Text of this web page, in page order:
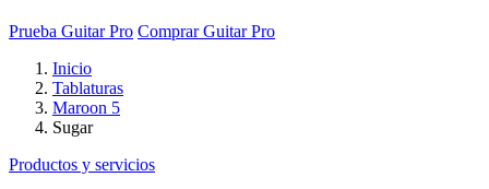
Prueba Guitar Pro Comprar Guitar Pro
Inicio
Tablaturas
Maroon 5
Sugar
Productos y servicios